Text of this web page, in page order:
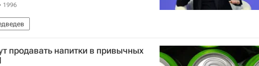
1996
продавать напитки в привычных